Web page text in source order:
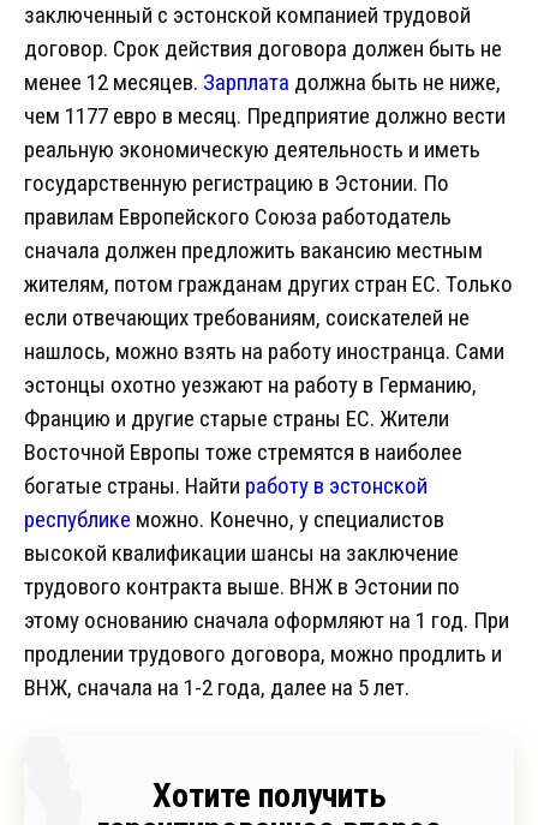
заключенный с эстонской компанией трудовой
договор. Срок действия договора должен быть не
менее 12 месяцев. Зарплата должна быть не ниже,
чем 1177 евро в месяц. Предприятие должно вести
реальную экономическую деятельность и иметь
государственную регистрацию в Эстонии. По
правилам Европейского Союза работодатель
сначала должен предложить вакансию местным
жителям, потом гражданам других стран ЕС. Только
если отвечающих требованиям, соискателей не
нашлось, можно взять на работу иностранца. Сами
эстонцы охотно уезжают на работу в Германию,
Францию и другие старые страны ЕС. Жители
Восточной Европы тоже стремятся в наиболее
богатые страны. Найти работу в эстонской
республике можно. Конечно, у специалистов
высокой квалификации шансы на заключение
трудового контракта выше. ВНЖ в Эстонии по
этому основанию сначала оформляют на 1 год. При
продлении трудового договора, можно продлить и
ВНЖ, сначала на 1-2 года, далее на 5 лет.
Хотите получить